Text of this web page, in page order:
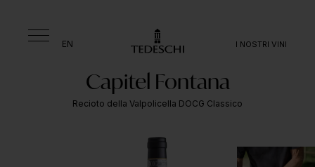
EN I NOSTRI VINI
Capitel Fontana
Recioto della Valpolicella DOCG Classico